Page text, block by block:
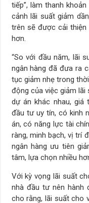
tiếp”, làm thanh
cảnh lãi suất giảm
trên sẽ được cải
hơn.
“So với đầu năm, lãi
ngân hàng đã đưa ra
tục giảm nhẹ trong
động của việc giảm
dự án khác nhau, giá
đầu tư uy tín, có kinh
án, có năng lực tài
ràng, minh bạch, vị trí
ngân hàng ưu tiên
tâm, lựa chọn nhiều
Với kỳ vọng lãi suất
nhà đầu tư nên hành
cho rằng, lãi suất cho